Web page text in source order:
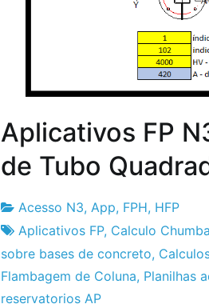
Aplicativos FP
de Tubo
Fabrica
do
Projeto
14
de
Novembro
de
Acesso N3, App, FPH, HFP
Aplicativos FP, Calculo
sobre bases de concreto,
Flambagem de Coluna, Planilhas
reservatorios AP